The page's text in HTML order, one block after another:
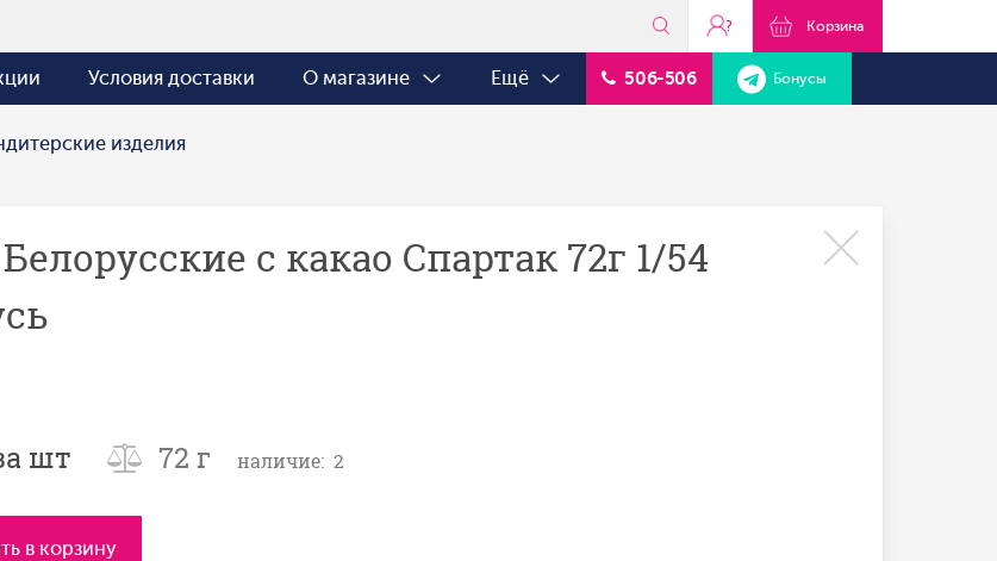
? Корзина
Условия доставки О магазине Ещё 506-506 Бонусы
изделия
с какао Спартак 72г 1/54
шт 72 г наличие: 2
в корзину